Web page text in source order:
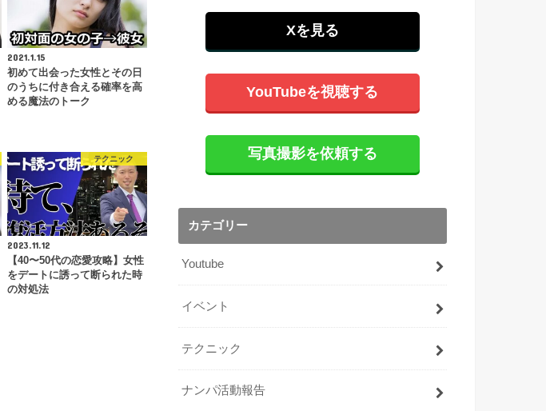
2021.1.15
初めて出会った女性とその日
のうちに付き合える確率を高
める魔法のトーク
テクニック
2023.11.12
【40〜50代の恋愛攻略】女性
をデートに誘って断られた時
の対処法
Xを見る
YouTubeを視聴する
写真撮影を依頼する
カテゴリー
Youtube
イベント
テクニック
ナンパ活動報告